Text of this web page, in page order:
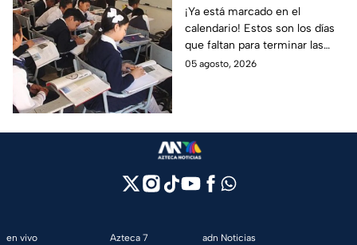
quedan de las
vacaciones de verano
antes del regreso a
clases
¡Ya está marcado en el
calendario! Estos son los días
que faltan para terminar las
vacaciones de verano y que dé
05 agosto, 2026
en vivo
Azteca 7
adn Noticias